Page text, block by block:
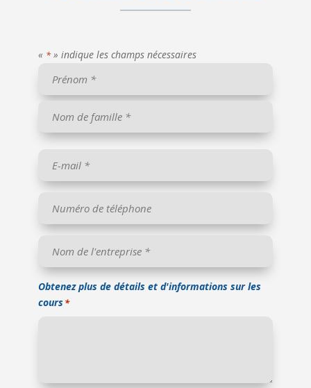
« *» indique les champs nécessaires
nom *
Nom
téléphone*
l'entreprise*
Obtenez plus de détails et d'informations sur les
cours*